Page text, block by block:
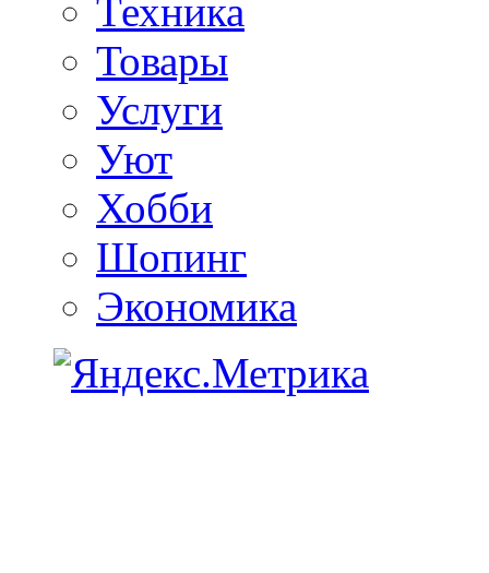
Техника
Товары
Услуги
Уют
Хобби
Шопинг
Экономика